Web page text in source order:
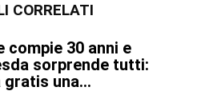
CORRELATI
compie 30 anni e
sorprende tutti:
gratis una...